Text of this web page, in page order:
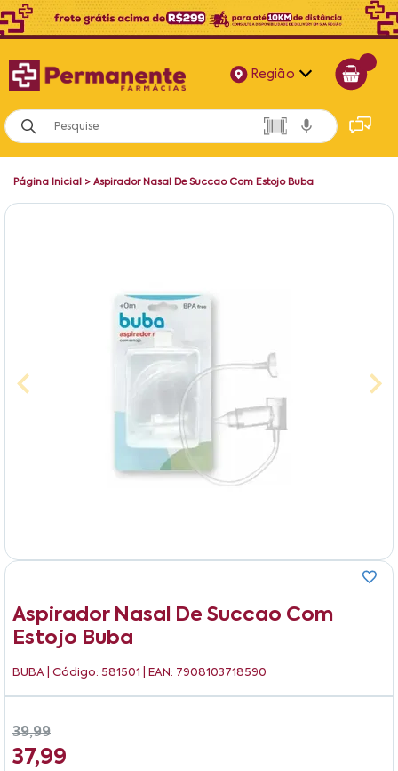
Região
Alagoas
Bahia
Página Inicial > Aspirador Nasal De Succao Com Estojo Buba
Aspirador Nasal De Succao Com
Estojo Buba
BUBA | Código: 581501 | EAN: 7908103718590
39,99
37,99